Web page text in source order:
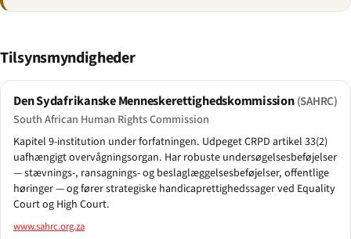
Tilsynsmyndigheder
Den Sydafrikanske Menneskerettighedskommission(SAHRC)
South African Human Rights Commission
Kapitel 9-institution under forfatningen. Udpeget CRPD artikel 33(2)
uafhængigt overvågningsorgan. Har robuste undersøgelsesbeføjelser
— stævnings-, ransagnings- og beslaglæggelsesbeføjelser, offentlige
høringer — og fører strategiske handicaprettigheds­sager ved Equality
Court og High Court.
www.sahrc.org.za